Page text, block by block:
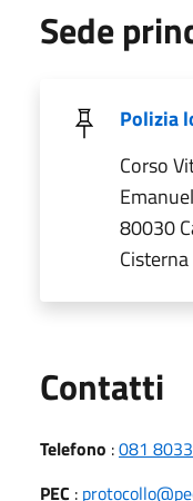
Sede
Polizia
Corso
80030
Contatti
Telefono :081
PEC :